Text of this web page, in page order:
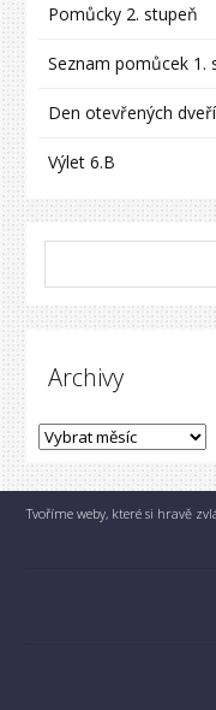
Pomůcky 2. stupeň
Seznam pomůcek 1.
Den otevřených
Výlet 6.B
Archivy
Tvoříme weby, které si hravě